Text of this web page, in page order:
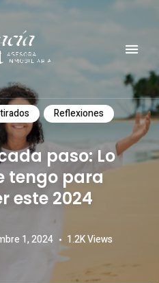
reflexiones y mucho mas
Reflexiones
paso: Lo
tengo para
este 2024
1, 2024 1.2KViews